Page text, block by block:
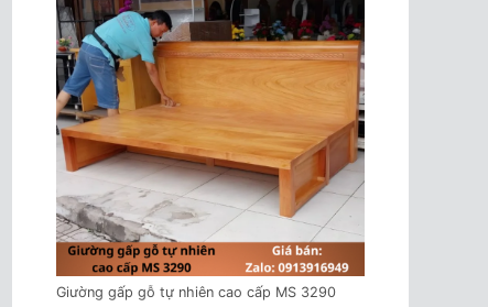
Giường gấp gỗ tự nhiên cao cấp MS 3290